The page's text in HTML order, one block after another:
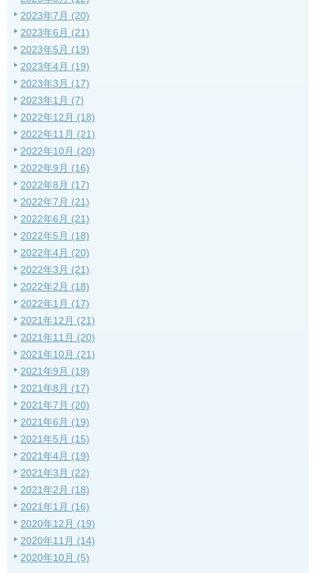
2023年7月 (20)
2023年6月 (21)
2023年5月 (19)
2023年4月 (19)
2023年3月 (17)
2023年1月 (7)
2022年12月 (18)
2022年11月 (21)
2022年10月 (20)
2022年9月 (16)
2022年8月 (17)
2022年7月 (21)
2022年6月 (21)
2022年5月 (18)
2022年4月 (20)
2022年3月 (21)
2022年2月 (18)
2022年1月 (17)
2021年12月 (21)
2021年11月 (20)
2021年10月 (21)
2021年9月 (19)
2021年8月 (17)
2021年7月 (20)
2021年6月 (19)
2021年5月 (15)
2021年4月 (19)
2021年3月 (22)
2021年2月 (18)
2021年1月 (16)
2020年12月 (19)
2020年11月 (14)
2020年10月 (5)